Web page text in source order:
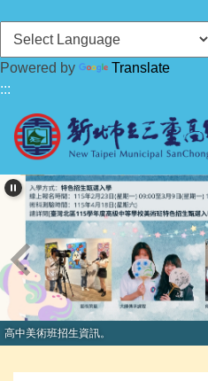
到
主
要
內
容
區
Powered by
Translate
:::
高中美術班招生資訊。